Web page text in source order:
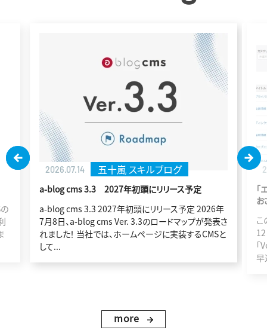
2025.12.12 保坂 スキルブログ
「エントリー管理」ページのカスタマイズをしたときの
この記事は a-blog cms Advent Calendar 2025 の
12日目の記事です。 a-blog cmsの最新バージョン
「Ver3.2」が今年発表されました。 新しい機能もあり
a-
a-
待
more